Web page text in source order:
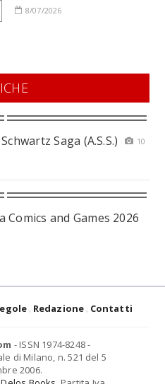
8/07/2026
Saga (A.S.S.)
10
and Games 2026
Redazione Contatti
- ISSN 1974-8248 -
di Milano, n. 521 del 5
2006.